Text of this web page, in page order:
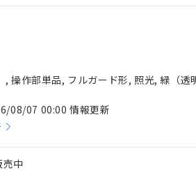
操作部単品, フルガード形, 照光, 緑（透
08/07 00:00 情報更新
売中